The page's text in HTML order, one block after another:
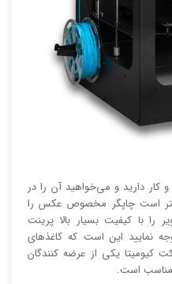
دارید و می‌خواهید آن را در
است چاپگر مخصوص عکس را
را با کیفیت بسیار بالا پرینت
نمایید این است که کاغذ‌های
کیومیتا یکی از عرضه کنندگان
است.